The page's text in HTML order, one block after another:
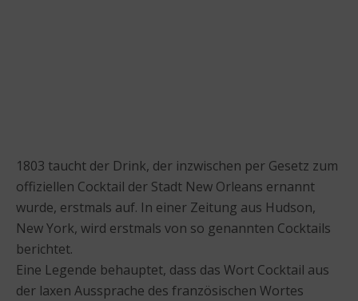
1803 taucht der Drink, der inzwischen per Gesetz zum
offiziellen Cocktail der Stadt New Orleans ernannt
wurde, erstmals auf. In einer Zeitung aus Hudson,
New York, wird erstmals von so genannten Cocktails
berichtet.
Eine Legende behauptet, dass das Wort Cocktail aus
der laxen Aussprache des französischen Wortes